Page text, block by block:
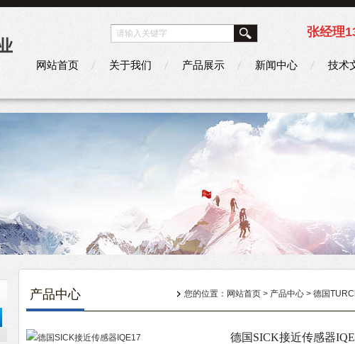
张经理
网站首页 关于我们 产品展示 新闻中心 技术
产品中心 您的位置： 网站首页 > 产品中心 > 德国
德国SICK接近传感器